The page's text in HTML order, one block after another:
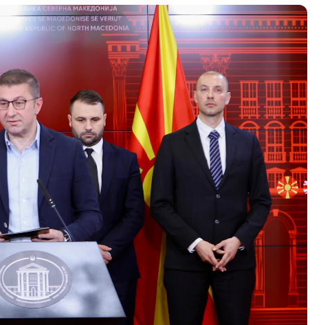
Со еден клик до сите услуги